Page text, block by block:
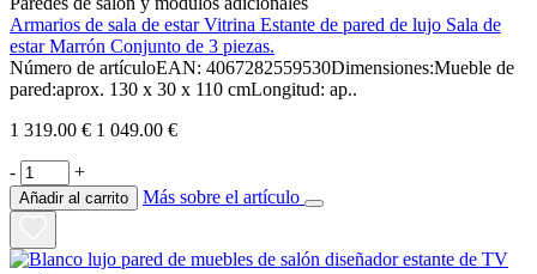
Armarios de sala de estar Vitrina Estante de pared de lujo Sala de
estar Marrón Conjunto de 3 piezas.
Número de artículoEAN: 4067282559530Dimensiones:Mueble de
pared:aprox. 130 x 30 x 110 cmLongitud: ap..
1 319.00 € 1 049.00 €
- +
Añadir al carrito Más sobre el artículo